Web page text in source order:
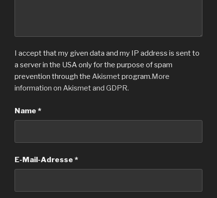
I accept that my given data and my IP address is sent to
a server in the USA only for the purpose of spam
prevention through the Akismetprogram. More
information on Akismet and GDPR.
Name *
E-Mail-Adresse *